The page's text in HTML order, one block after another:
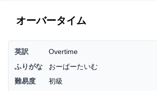
オーバータイム
英訳
Overtime
ふりがな
おーばーたいむ
難易度
初級